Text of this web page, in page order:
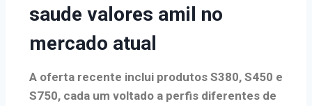
saude valores amil no
mercado atual
A oferta recente inclui produtos S380, S450 e
S750, cada um voltado a perfis diferentes de